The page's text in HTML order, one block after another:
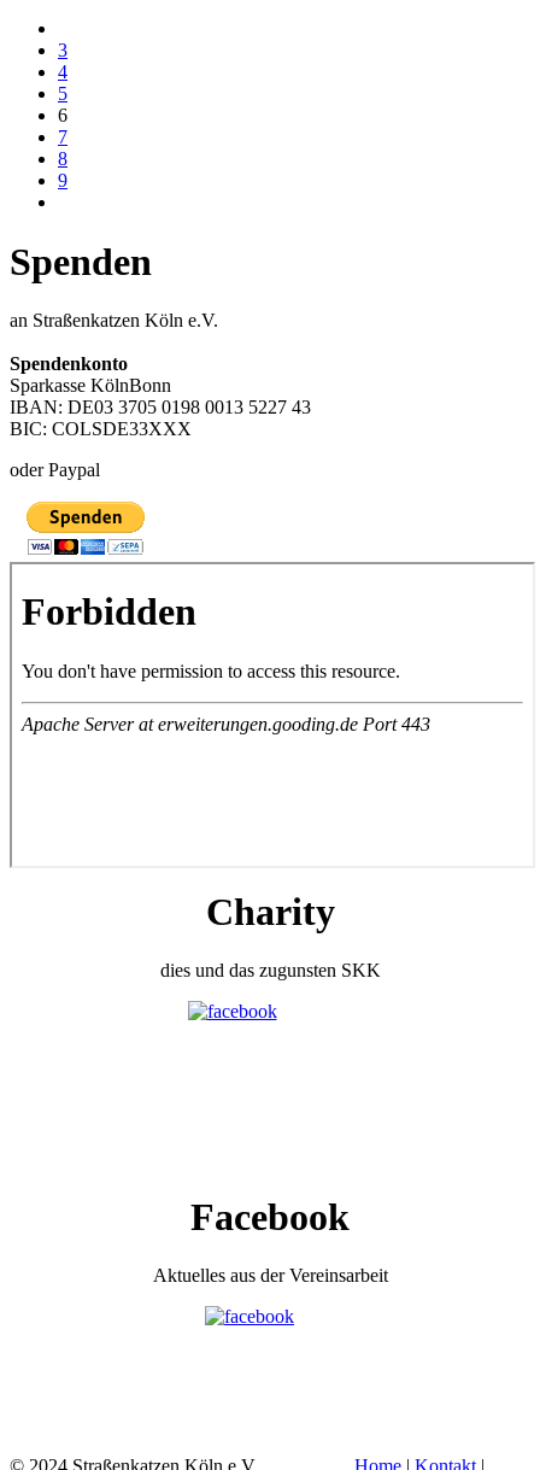
3
4
5
6
7
8
9
Spenden
an Straßenkatzen Köln e.V.
Spendenkonto
Sparkasse KölnBonn
IBAN: DE03 3705 0198 0013 5227 43
BIC: COLSDE33XXX
oder Paypal
Charity
dies und das zugunsten SKK
Facebook
Aktuelles aus der Vereinsarbeit
© 2024 Straßenkatzen Köln e.V. Home | Kontakt |